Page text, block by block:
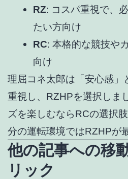
RZ: コスパ重視で、
たい方向け
RC: 本格的な競技や
向け
理屈コネ太郎は「安心感」
重視し、RZHPを選択しま
ズを楽しむならRCの選択
分の運転環境ではRZHPが
他の記事への移
リック